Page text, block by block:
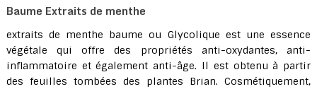
Baume Extraits de menthe
extraits de menthe baume ou Glycolique est une essence
végétale qui offre des propriétés anti-oxydantes, anti-
inflammatoire et également anti-âge. Il est obtenu à partir
des feuilles tombées des plantes Brian. Cosmétiquement,